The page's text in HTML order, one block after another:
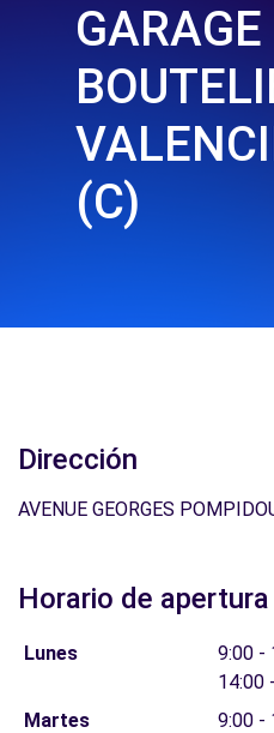
GARAGE
(C)
Dirección
AVENUE GEORGES
Horario de apertura
Lunes
9:00 -
14:00
Martes
9:00 -